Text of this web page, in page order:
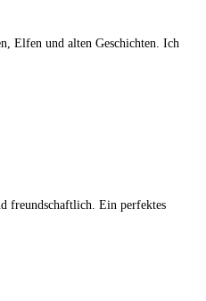
Elfen und alten Geschichten. Ich
freundschaftlich. Ein perfektes